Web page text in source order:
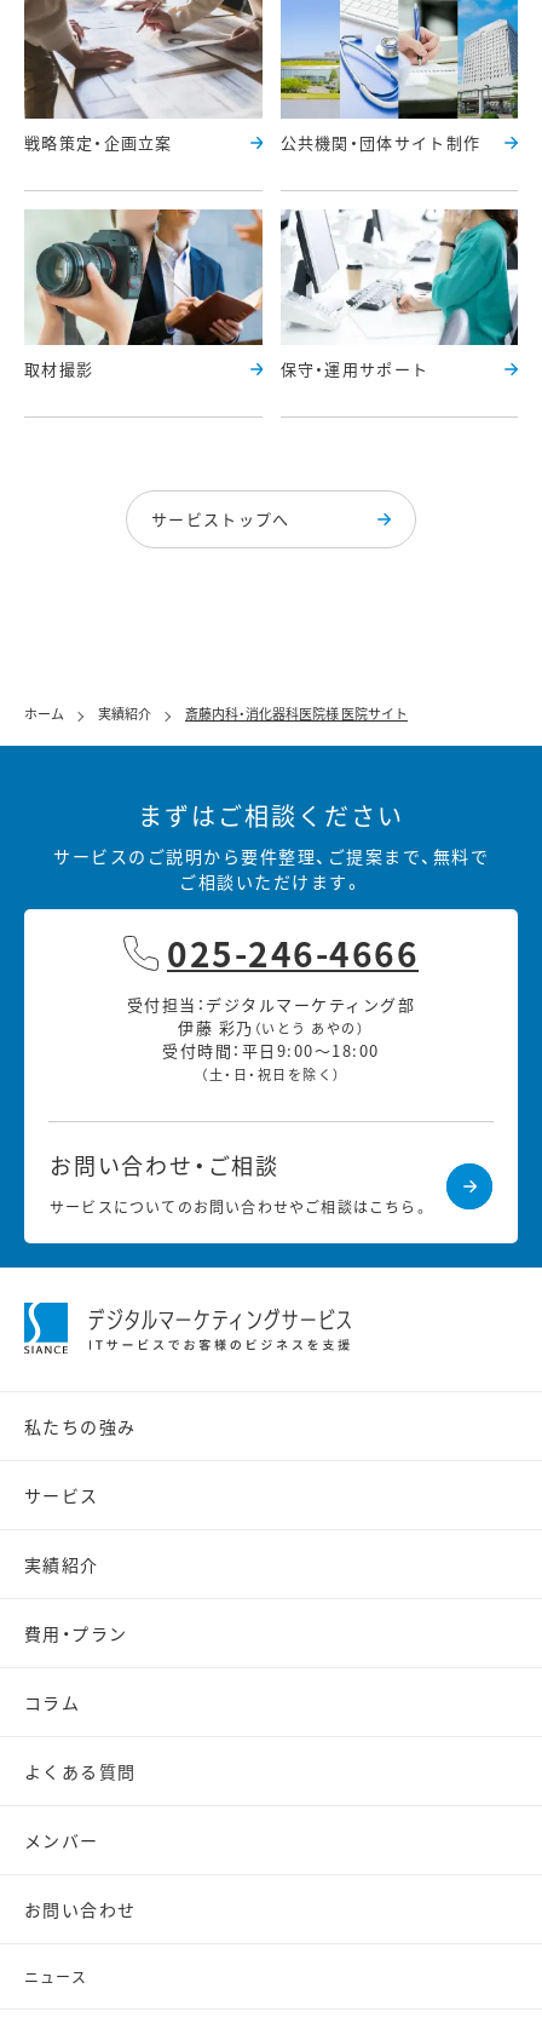
戦略策定・企画立案 公共機関・団体サイト制作
取材撮影 保守・運用サポート
サービストップへ
ホーム 実績紹介 斎藤内科・消化器科医院様 医院サイト
まずはご相談ください
サービスのご説明から要件整理、ご提案まで、無料で
ご相談いただけます。
025-246-4666
受付担当：デジタルマーケティング部
伊藤 彩乃 （いとう あやの）
受付時間：平日9:00～18:00
（土・日・祝日を除く）
お問い合わせ・ご相談
サービスについてのお問い合わせやご相談はこちら。
私たちの強み
サービス
実績紹介
費用・プラン
コラム
よくある質問
メンバー
お問い合わせ
ニュース